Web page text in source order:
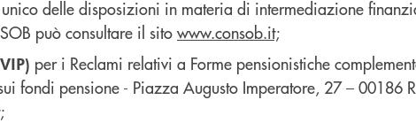
delle disposizioni in materia di intermediazione
può consultare il sitowww.consob.it;
per i Reclami relativi a Forme pensionistiche
fondi pensione - Piazza Augusto Imperatore, 27 – 00186